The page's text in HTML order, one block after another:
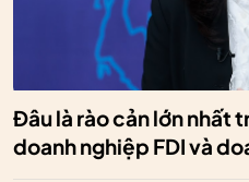
Đâu là rào cản lớn nhất
doanh nghiệp FDI và